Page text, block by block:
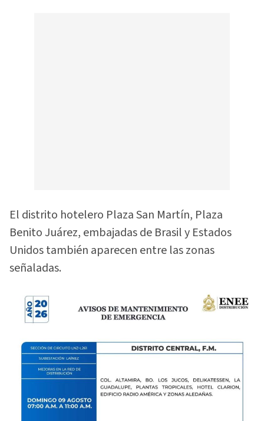
El distrito hotelero Plaza San Martín, Plaza
Benito Juárez, embajadas de Brasil y Estados
Unidos también aparecen entre las zonas
señaladas.